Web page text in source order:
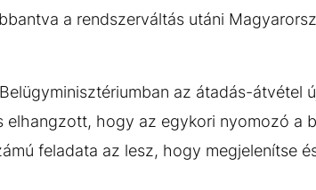
a rendszerváltás utáni
az átadás-átvétel
hogy az egykori nyomozó a
feladata az lesz, hogy megjelenítse